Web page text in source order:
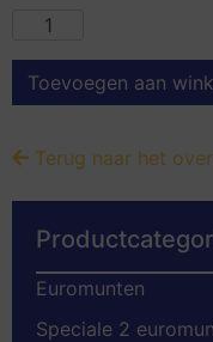
Toevoegen aan
Terug naar het
Euromunten
Speciale 2